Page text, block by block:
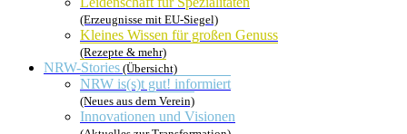
(Erzeugnisse mit EU-Siegel)
Kleines Wissen für großen Genuss
(Rezepte & mehr)
NRW-Stories (Übersicht)
NRW is(s)t gut! informiert
(Neues aus dem Verein)
Innovationen und Visionen